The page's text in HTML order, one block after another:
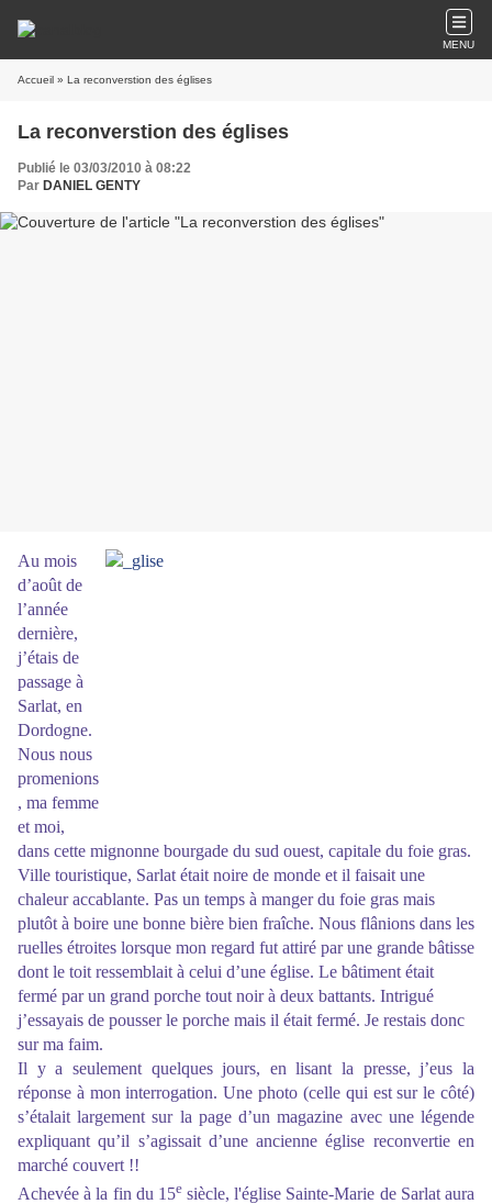
MENU
Accueil » La reconverstion des églises
La reconverstion des églises
Publié le 03/03/2010 à 08:22
Par DANIEL GENTY
Au mois
d’août de
l’année
dernière,
j’étais de
passage à
Sarlat, en
Dordogne.
Nous nous
promenions
, ma femme
et moi,
dans cette mignonne bourgade du sud ouest, capitale du foie gras.
Ville touristique, Sarlat était noire de monde et il faisait une
chaleur accablante. Pas un temps à manger du foie gras mais
plutôt à boire une bonne bière bien fraîche. Nous flânions dans les
ruelles étroites lorsque mon regard fut attiré par une grande bâtisse
dont le toit ressemblait à celui d’une église. Le bâtiment était
fermé par un grand porche tout noir à deux battants. Intrigué
j’essayais de pousser le porche mais il était fermé. Je restais donc
sur ma faim.
Il y a seulement quelques jours, en lisant la presse, j’eus la
réponse à mon interrogation. Une photo (celle qui est sur le côté)
s’étalait largement sur la page d’un magazine avec une légende
expliquant qu’il s’agissait d’une ancienne église reconvertie en
marché couvert !!
Achevée à la fin du 15esiècle, l'église Sainte-Marie de Sarlat aura